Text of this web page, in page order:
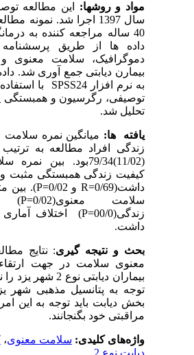
مواد و روشها:این مطالعه
40 ساله مراجعه کننده به
داده ها از طریق پرسشنامه
دموگرافیک، سلامت معنوی و
بیمارن دیابتی جمع آوری شد.
به نرم افزار SPSS24
با
توصیفی، رگرسیون و همبستگی
تحلیل شد.
یافته ها:میانگین نمره سلامت
(11/02)79/34بود. بین
کیفیت زندگی همبستگی مثبت و
داشت(0/69=R
و 0/02=P
). بین
سلامت معنوی(0/02=P
)
زندگی(00/0=P
) اختلاف آماری
داشت.
بحث و نتیجه گیری: نتایج
معنوی سلامت در جهت ارتقاء
بیماران دیابتی نوع 2
توجه به پتانسیل مذهبی شهر
بخش دیابت باید توجه به این
مراقبتی خود بگنجانند.
واژه‌های کلیدی:سلامت معنوی،